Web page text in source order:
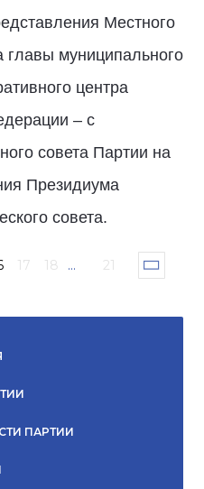
Местного
главы муниципального
центра
– с
совета Партии на
Президиума
совета.
17 18 ... 21
ПАРТИИ